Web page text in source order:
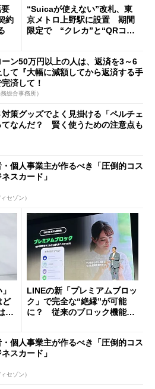
約
“Suicaが使えない”改札、東
京メトロ上野駅に設置 期間
限定で “クレカ”と“QRコー
ーン50万円以上の人は、返済を3～6
して『大幅に減額してから返済する手
済して！
総合事務所）
策グッズでよく見掛ける「ペルチェ
てなんだ？ 賢く使うための注意点も
個人事業主が作るべき「圧倒的コス
スカード」
セゾン）
ど
LINEの新「プレミアムブロッ
ク」で完全な“絶縁”が可能
に？ 従来のブロック機能と
個人事業主が作るべき「圧倒的コス
スカード」
セゾン）